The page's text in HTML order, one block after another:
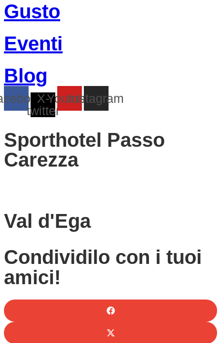
Gusto
Eventi
Blog
X-
twitter
YoutubeInstagram
Sporthotel Passo
Carezza
Val d'Ega
Condividilo con i tuoi
amici!